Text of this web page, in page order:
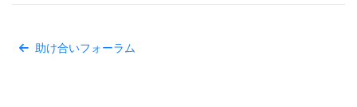
助け合いフォーラム